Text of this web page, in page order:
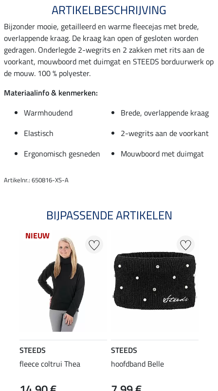
ARTIKELBESCHRIJVING
Bijzonder mooie, getailleerd en warme fleecejas met brede,
overlappende kraag. De kraag kan open of gesloten worden
gedragen. Onderlegde 2-wegrits en 2 zakken met rits aan de
voorkant, mouwboord met duimgat en STEEDS borduurwerk op
de mouw. 100 % polyester.
Materiaalinfo & kenmerken:
Warmhoudend
Brede, overlappende kraag
Elastisch
2-wegrits aan de voorkant
Ergonomisch gesneden
Mouwboord met duimgat
Artikelnr.: 650816-XS-A
BIJPASSENDE ARTIKELEN
NIEUW
STEEDS
fleece coltrui Thea
STEEDS
hoofdband Belle